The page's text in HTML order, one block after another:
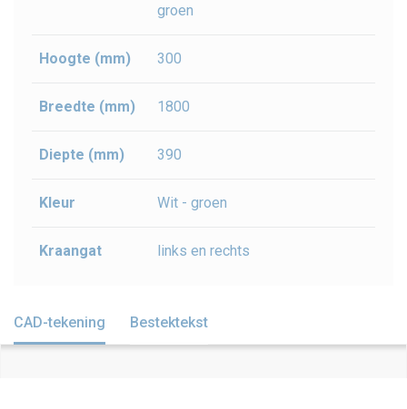
groen
Hoogte (mm) 300
Breedte (mm) 1800
Diepte (mm) 390
Kleur Wit - groen
Kraangat links en rechts
CAD-tekening Bestektekst